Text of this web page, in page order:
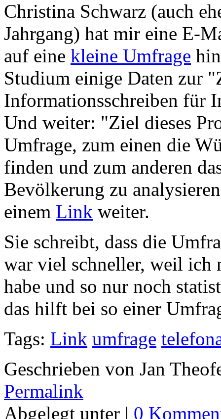
Christina Schwarz (auch
Jahrgang) hat mir eine E-
auf eine kleine Umfrage
Studium einige Daten zur
Informationsschreiben für
Und weiter: "Ziel dieses
Umfrage, zum einen die
finden und zum anderen
Bevölkerung zu
einem Link weiter.
Sie schreibt, dass die
war viel schneller, weil ich
habe und so nur noch
das hilft bei so einer
Tags: Link umfrage
Geschrieben von Jan
Permalink
Abgelegt unter | 0